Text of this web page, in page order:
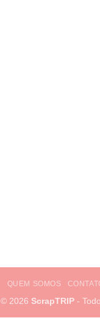
QUEM SOMOS
© 2026 ScrapTRIP-